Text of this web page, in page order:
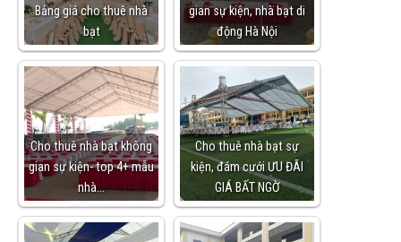
Bảng giá cho thuê nhà
bạt
gian sự kiện, nhà bạt di
động Hà Nội
Cho thuê nhà bạt không
gian sự kiện- top 4+ mẫu
nhà…
Cho thuê nhà bạt sự
kiện, đám cưới ƯU ĐÃI
GIÁ BẤT NGỜ